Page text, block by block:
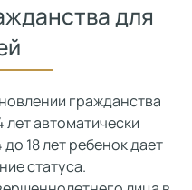
для
гражданства
автоматически
18 лет ребенок дает
статуса.